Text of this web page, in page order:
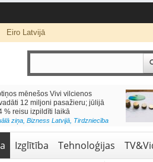
Eiro Latvijā
mēnešos Vivi vilcienos
12 miljoni pasažieru; jūlijā
izpildīti laikā
,Bizness Latvijā ,Tirdzniecība
Izglītība Tehnoloģijas